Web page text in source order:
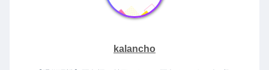
kalancho